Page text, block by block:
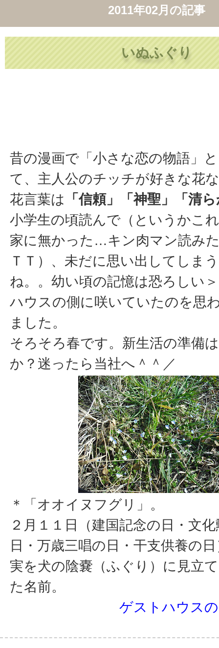
2011年02月 の記事
いぬふぐり
昔の漫画で「小さな恋の物語」
て、主人公のチッチが好きな花
花言葉は 「信頼」「神聖」「清
小学生の頃読んで（というかこ
家に無かった…キン肉マン読み
ＴＴ）、未だに思い出してしま
ね。。幼い頃の記憶は恐ろしい
ハウスの側に咲いていたのを思
ました。
そろそろ春です。新生活の準備
か？迷ったら当社へ＾＾／
＊「オオイヌフグリ」。
２月１１日（建国記念の日・文
日・万歳三唱の日・干支供養の
実を犬の陰嚢（ふぐり）に見立
た名前。
ゲストハウス